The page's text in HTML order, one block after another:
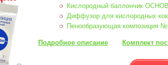
Кислородный баллончик
Диффузор для кислородных
Пенообразующая композиция
Подробное описание Комплект